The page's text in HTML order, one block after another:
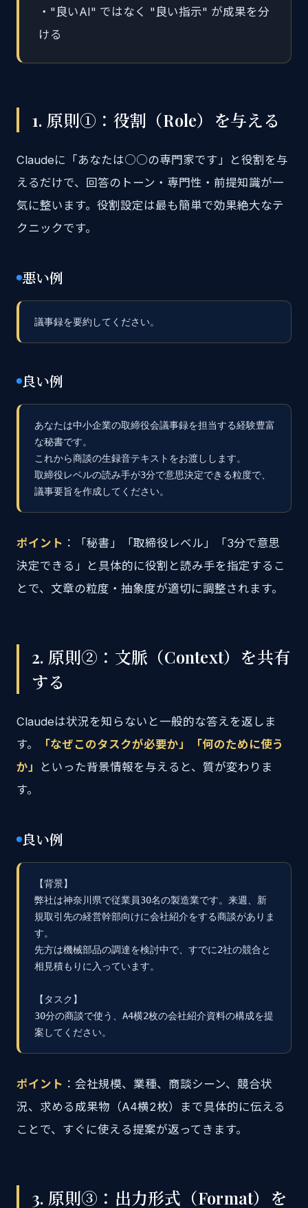
・"良いAI" ではなく "良い指示" が成果を分
ける
1. 原則①：役割（Role）を与える
Claudeに「あなたは○○の専門家です」と役割を与
えるだけで、回答のトーン・専門性・前提知識が一
気に整います。役割設定は最も簡単で効果絶大なテ
クニックです。
悪い例
議事録を要約してください。
良い例
あなたは中小企業の取締役会議事録を担当する経験豊富
な秘書です。
これから商談の生録音テキストをお渡しします。
取締役レベルの読み手が3分で意思決定できる粒度で、
議事要旨を作成してください。
ポイント ：「秘書」「取締役レベル」「3分で意思
決定できる」と具体的に役割と読み手を指定するこ
とで、文章の粒度・抽象度が適切に調整されます。
2. 原則②：文脈（Context）を共有
する
Claudeは状況を知らないと一般的な答えを返しま
す。
「なぜこのタスクが必要か」「何のために使う
か」
といった背景情報を与えると、質が変わりま
す。
良い例
【背景】
弊社は神奈川県で従業員30名の製造業です。来週、新
規取引先の経営幹部向けに会社紹介をする商談がありま
す。
先方は機械部品の調達を検討中で、すでに2社の競合と
相見積もりに入っています。
【タスク】
30分の商談で使う、A4横2枚の会社紹介資料の構成を提
案してください。
ポイント ：会社規模、業種、商談シーン、競合状
況、求める成果物（A4横2枚）まで具体的に伝える
ことで、すぐに使える提案が返ってきます。
3. 原則③：出力形式（Format）を